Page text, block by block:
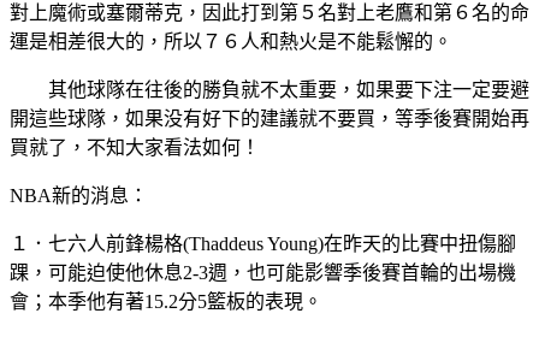
對上魔術或塞爾蒂克，因此打到第５名對上老鷹和第６名的命
運是相差很大的，所以７６人和熱火是不能鬆懈的。
其他球隊在往後的勝負就不太重要，如果要下注一定要避
開這些球隊，如果没有好下的建議就不要買，等季後賽開始再
買就了，不知大家看法如何！
NBA新的消息：
１．七六人前鋒楊格(Thaddeus Young)在昨天的比賽中扭傷腳
踝，可能迫使他休息2-3週，也可能影響季後賽首輪的出場機
會；本季他有著15.2分5籃板的表現。